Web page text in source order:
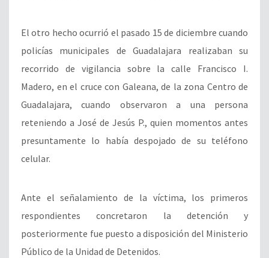
El otro hecho ocurrió el pasado 15 de diciembre cuando
policías municipales de Guadalajara realizaban su
recorrido de vigilancia sobre la calle Francisco I.
Madero, en el cruce con Galeana, de la zona Centro de
Guadalajara, cuando observaron a una persona
reteniendo a José de Jesús P., quien momentos antes
presuntamente lo había despojado de su teléfono
celular.
Ante el señalamiento de la víctima, los primeros
respondientes concretaron la detención y
posteriormente fue puesto a disposición del Ministerio
Público de la Unidad de Detenidos.